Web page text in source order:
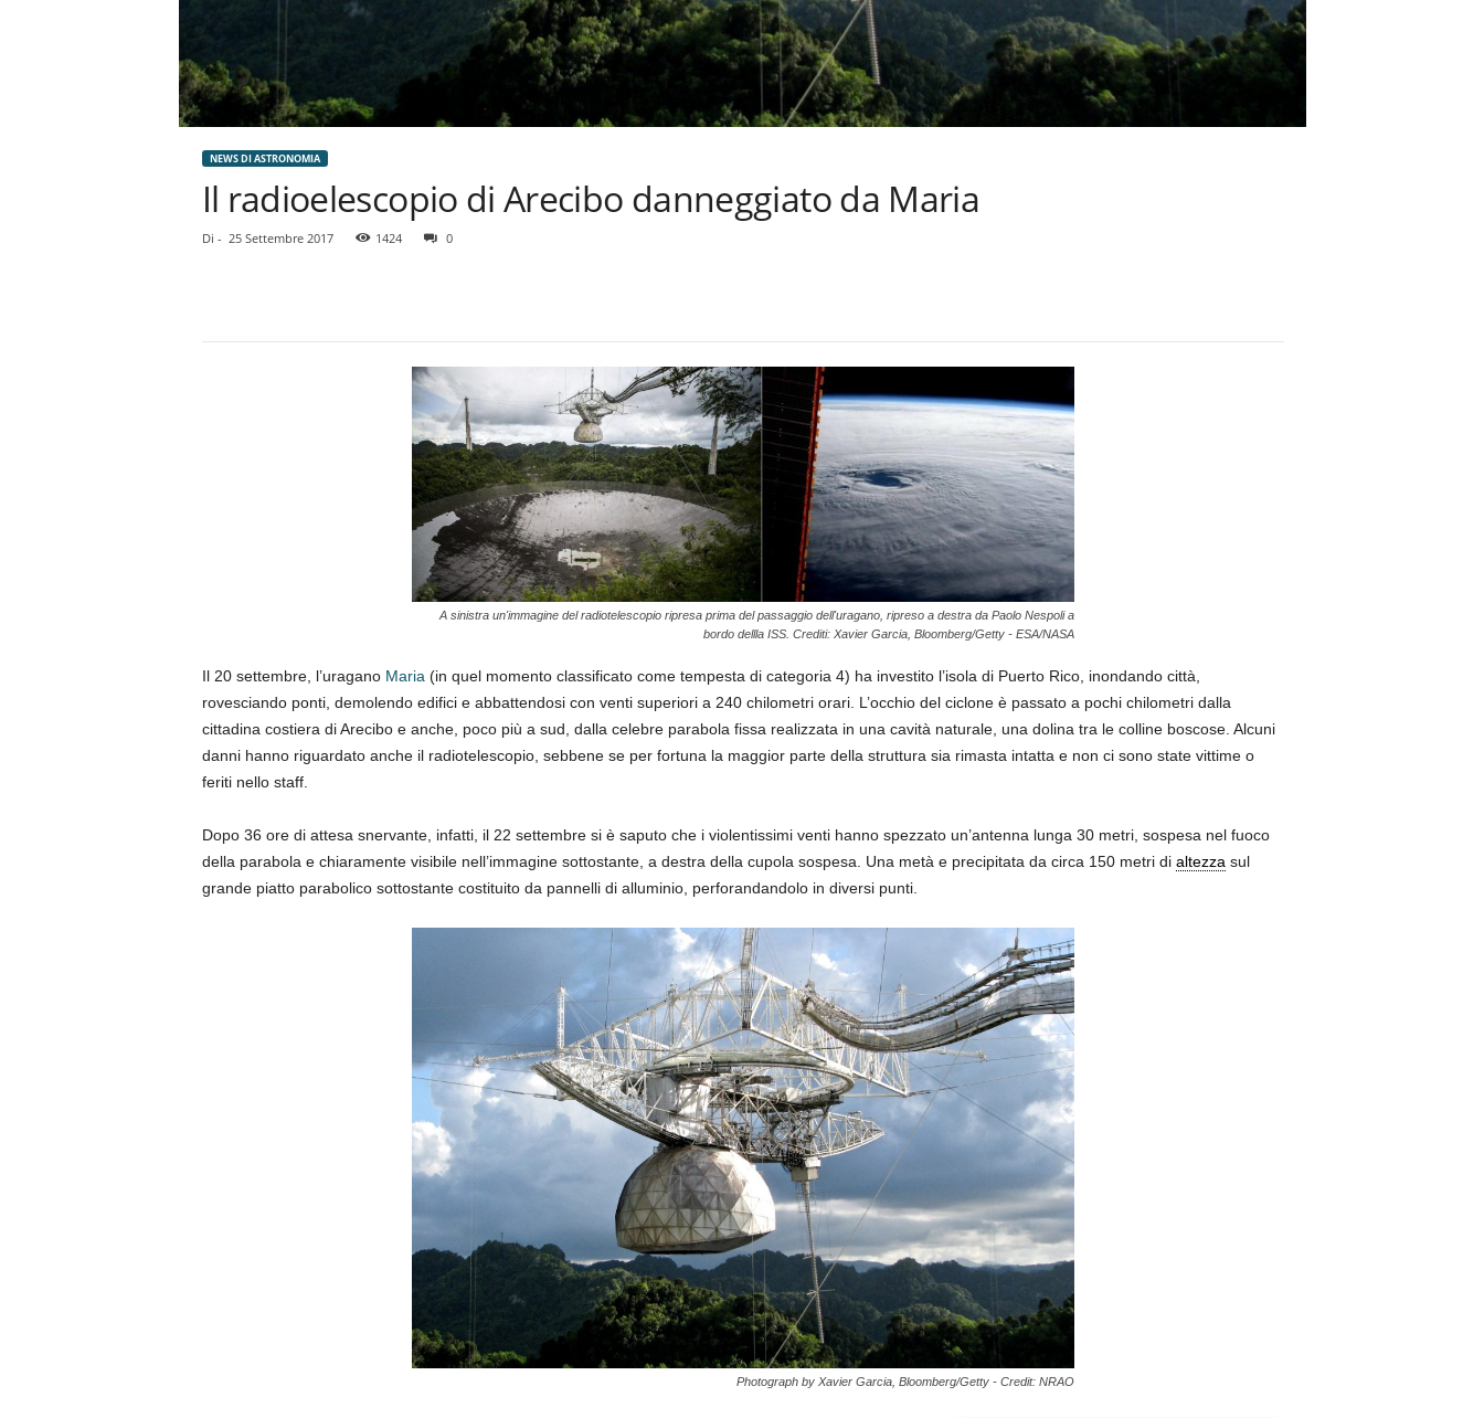
NEWS DI ASTRONOMIA
Il radioelescopio di Arecibo danneggiato da Maria
Di - 25 Settembre 2017 1424 0
A sinistra un'immagine del radiotelescopio ripresa prima del passaggio dell'uragano, ripreso a destra da Paolo Nespoli a
bordo dellla ISS. Crediti: Xavier Garcia, Bloomberg/Getty - ESA/NASA
Il 20 settembre, l’uragano Maria (in quel momento classificato come tempesta di categoria 4) ha investito l’isola di Puerto Rico, inondando città,
rovesciando ponti, demolendo edifici e abbattendosi con venti superiori a 240 chilometri orari. L’occhio del ciclone è passato a pochi chilometri dalla
cittadina costiera di Arecibo e anche, poco più a sud, dalla celebre parabola fissa realizzata in una cavità naturale, una dolina tra le colline boscose. Alcuni
danni hanno riguardato anche il radiotelescopio, sebbene se per fortuna la maggior parte della struttura sia rimasta intatta e non ci sono state vittime o
feriti nello staff.
Dopo 36 ore di attesa snervante, infatti, il 22 settembre si è saputo che i violentissimi venti hanno spezzato un’antenna lunga 30 metri, sospesa nel fuoco
della parabola e chiaramente visibile nell’immagine sottostante, a destra della cupola sospesa. Una metà e precipitata da circa 150 metri di altezza sul
grande piatto parabolico sottostante costituito da pannelli di alluminio, perforandandolo in diversi punti.
Photograph by Xavier Garcia, Bloomberg/Getty - Credit: NRAO